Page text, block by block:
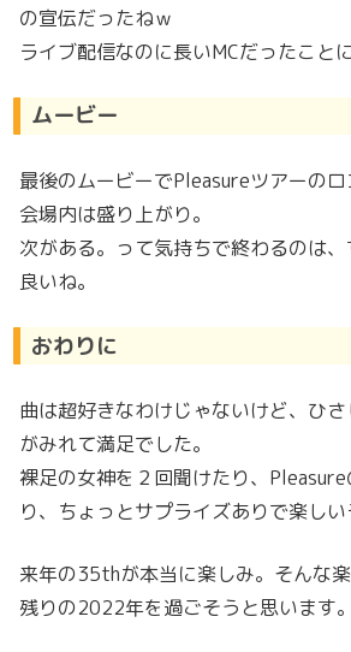
の宣伝だったねｗ
ライブ配信なのに長いMCだったこと
ムービー
最後のムービーでPleasureツアーのロ
会場内は盛り上がり。
次がある。って気持ちで終わるのは
良いね。
おわりに
曲は超好きなわけじゃないけど、ひさ
がみれて満足でした。
裸足の女神を２回聞けたり、
り、ちょっとサプライズありで楽しい
来年の35thが本当に楽しみ。そんな
残りの2022年を過ごそうと思います。